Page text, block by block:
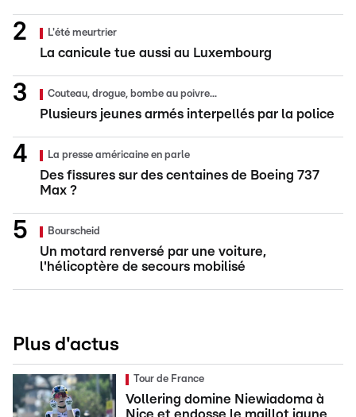
L'été meurtrier
La canicule tue aussi au Luxembourg
Couteau, drogue, bombe au poivre...
Plusieurs jeunes armés interpellés par la police
La presse américaine en parle
Des fissures sur des centaines de Boeing 737
Max ?
Bourscheid
Un motard renversé par une voiture,
l'hélicoptère de secours mobilisé
Plus d'actus
Tour de France
Vollering domine Niewiadoma à